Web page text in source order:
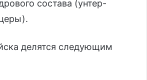
состава (унтер-
делятся следующим